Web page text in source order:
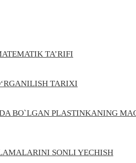
TA’RIFI
TARIXI
BO`LGAN PLASTINKANING
SONLI YECHISH